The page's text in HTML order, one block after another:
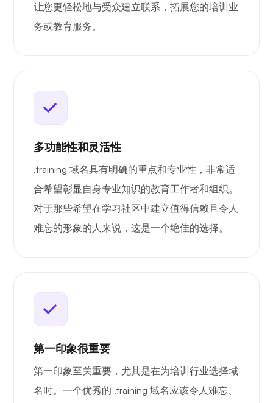
让您更轻松地与受众建立联系，拓展您的培训业
务或教育服务。
多功能性和灵活性
.training 域名具有明确的重点和专业性，非常适
合希望彰显自身专业知识的教育工作者和组织。
对于那些希望在学习社区中建立值得信赖且令人
难忘的形象的人来说，这是一个绝佳的选择。
第一印象很重要
第一印象至关重要，尤其是在为培训行业选择域
名时。一个优秀的 .training 域名应该令人难忘、